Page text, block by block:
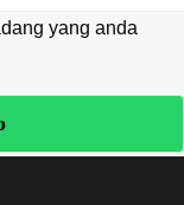
yang anda